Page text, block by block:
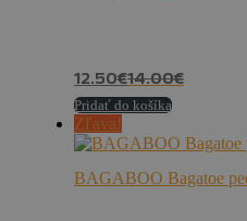
12.50€14.00€
Pridať do košíka
Zľava!
BAGABOO Bagatoe